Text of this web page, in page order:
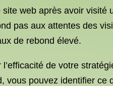
web après avoir visité
pas aux attentes des
de rebond élevé.
de votre
vous pouvez identifier ce